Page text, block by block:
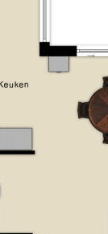
geniet van
en
en
is dit
of
verhuizen.
uit te
fijne